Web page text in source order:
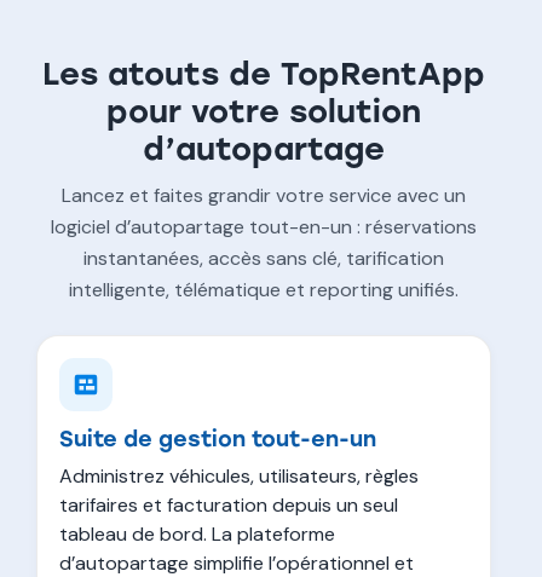
Les atouts de TopRentApp
pour votre solution
d’autopartage
Lancez et faites grandir votre service avec un
logiciel d’autopartage tout-en-un : réservations
instantanées, accès sans clé, tarification
intelligente, télématique et reporting unifiés.
Suite de gestion tout-en-un
Administrez véhicules, utilisateurs, règles
tarifaires et facturation depuis un seul
tableau de bord. La plateforme
d’autopartage simplifie l’opérationnel et